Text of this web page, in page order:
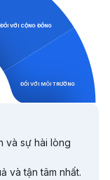
ĐỐI VỚI CỘNG ĐỒNG
ĐỐI VỚI MÔI TRƯỜNG
và sự hài lòng
và tận tâm nhất.